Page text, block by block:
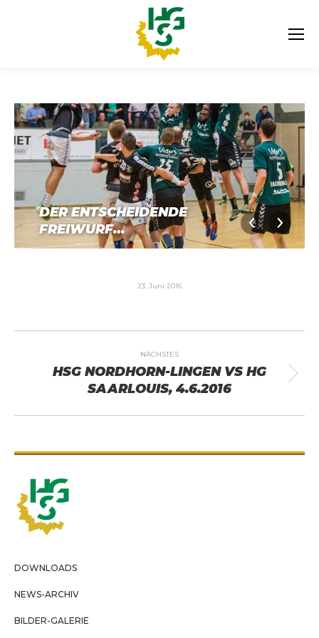
DER ENTSCHEIDENDE
FREIWURF…
23. Juni 2016
NAVIGATIONNÄCHSTES
Nächstes
Album:
HSG NORDHORN-LINGEN VS HG
SAARLOUIS, 4.6.2016
DOWNLOADS
NEWS-ARCHIV
BILDER-GALERIE